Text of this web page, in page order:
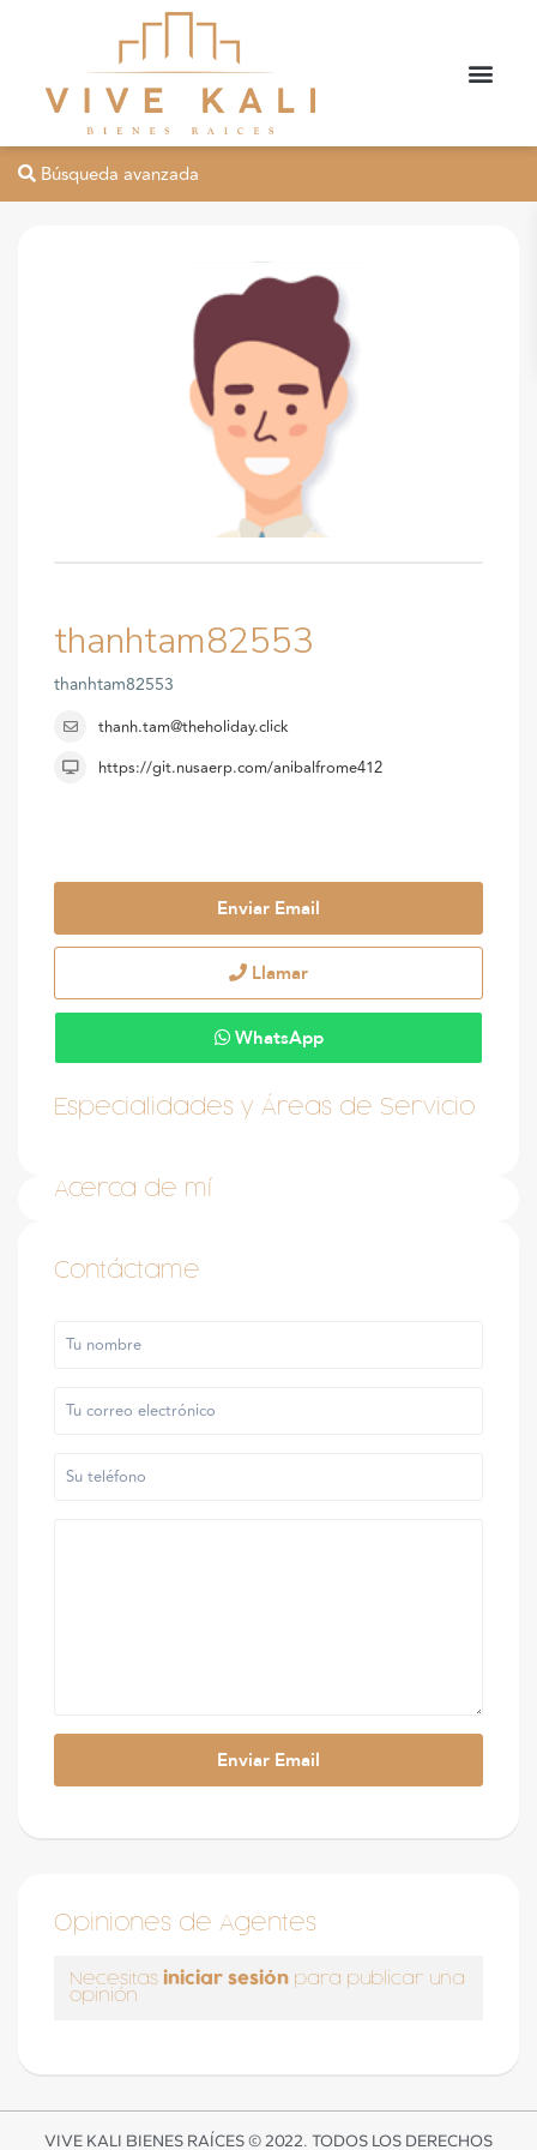
Búsqueda avanzada
thanhtam82553
thanhtam82553
thanh.tam@theholiday.click
https://git.nusaerp.com/anibalfrome412
Enviar Email
Llamar
WhatsApp
Especialidades y Áreas de Servicio
Acerca de mí
Contáctame
Opiniones de Agentes
Necesitas iniciar sesión para publicar una
opinión
VIVE KALI BIENES RAÍCES © 2022. TODOS LOS DERECHOS